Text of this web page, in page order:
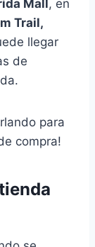
Mall, en
Trail,
llegar
de
para
compra!